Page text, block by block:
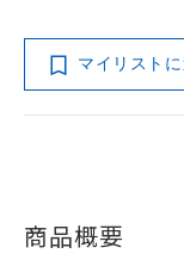
マイリスト
商品概要